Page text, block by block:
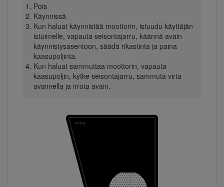
Pois
Käynnissä
Kun haluat käynnistää moottorin, istuudu käyttäjän
istuimelle, vapauta seisontajarru, käännä avain
käynnistysasentoon, säädä rikastinta ja paina
kaasupoljinta.
Kun haluat sammuttaa moottorin, vapauta
kaasupoljin, kytke seisontajarru, sammuta virta
avaimella ja irrota avain.